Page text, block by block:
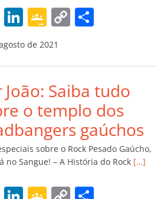
m
W
h
at
s
A
p
p
Li
n
k
e
dI
n
G
o
o
gl
e
Cl
a
ss
ro
o
C
o
y
Li
n
k
p
ar
til
h
ar
de 2021
João: Saiba tudo
o templo dos
gaúchos
sobre o Rock Pesado Gaúcho,
no Sangue! – A História do Rock […]